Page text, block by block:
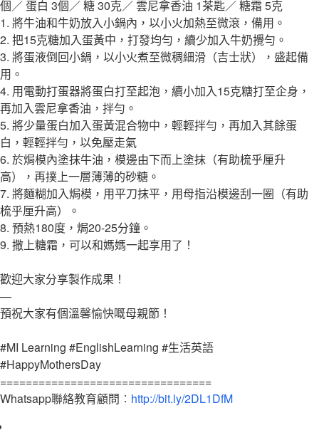
個／ 蛋白 3個／ 糖 30克／ 雲尼拿香油 1茶匙／ 糖霜 5克
1. 將牛油和牛奶放入小鍋內，以小火加熱至微滾，備用。
2. 把15克糖加入蛋黃中，打發均勻，續少加入牛奶攪勻。
3. 將蛋液倒回小鍋，以小火煮至微稠細滑（吉士狀），盛起備
用。
4. 用電動打蛋器將蛋白打至起泡，續小加入15克糖打至企身，
再加入雲尼拿香油，拌勻。
5. 將少量蛋白加入蛋黃混合物中，輕輕拌勻，再加入其餘蛋
白，輕輕拌勻，以免壓走氣
6. 於焗模內塗抹牛油，模邊由下而上塗抹（有助梳乎厘升
高），再撲上一層薄薄的砂糖。
7. 將麵糊加入焗模，用平刀抹平，用母指沿模邊刮一圈（有助
梳乎厘升高）。
8. 預熱180度，焗20-25分鐘。
9. 撒上糖霜，可以和媽媽一起享用了！
歡迎大家分享製作成果！
—
預祝大家有個溫馨愉快嘅母親節！
#MI Learning #EnglishLearning #生活英語
#HappyMothersDay
=================================
Whatsapp聯絡教育顧問︰ http://bit.ly/2DL1DfM